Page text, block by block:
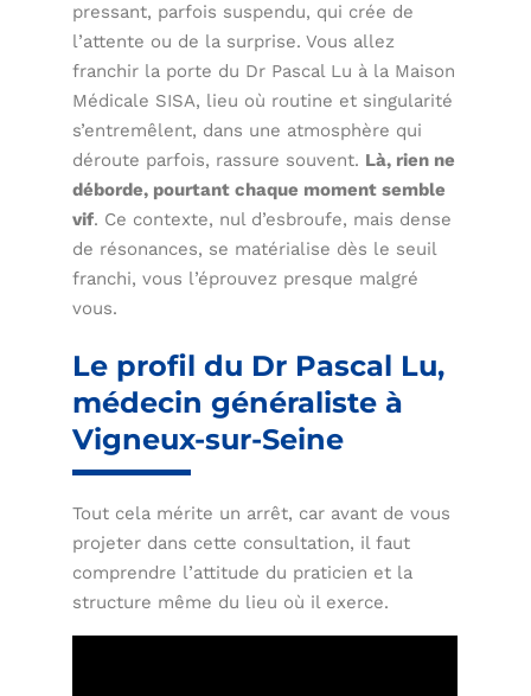
pressant, parfois suspendu, qui crée de
l’attente ou de la surprise. Vous allez
franchir la porte du Dr Pascal Lu à la Maison
Médicale SISA, lieu où routine et singularité
s’entremêlent, dans une atmosphère qui
déroute parfois, rassure souvent. Là, rien ne
déborde, pourtant chaque moment semble
vif. Ce contexte, nul d’esbroufe, mais dense
de résonances, se matérialise dès le seuil
franchi, vous l’éprouvez presque malgré
vous.
Le profil du Dr Pascal Lu,
médecin généraliste à
Vigneux-sur-Seine
Tout cela mérite un arrêt, car avant de vous
projeter dans cette consultation, il faut
comprendre l’attitude du praticien et la
structure même du lieu où il exerce.